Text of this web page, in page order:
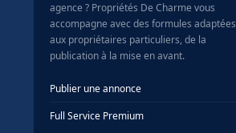
agence ? Propriétés De Charme vous
accompagne avec des formules adaptées
aux propriétaires particuliers, de la
publication à la mise en avant.
Publier une annonce
Full Service Premium